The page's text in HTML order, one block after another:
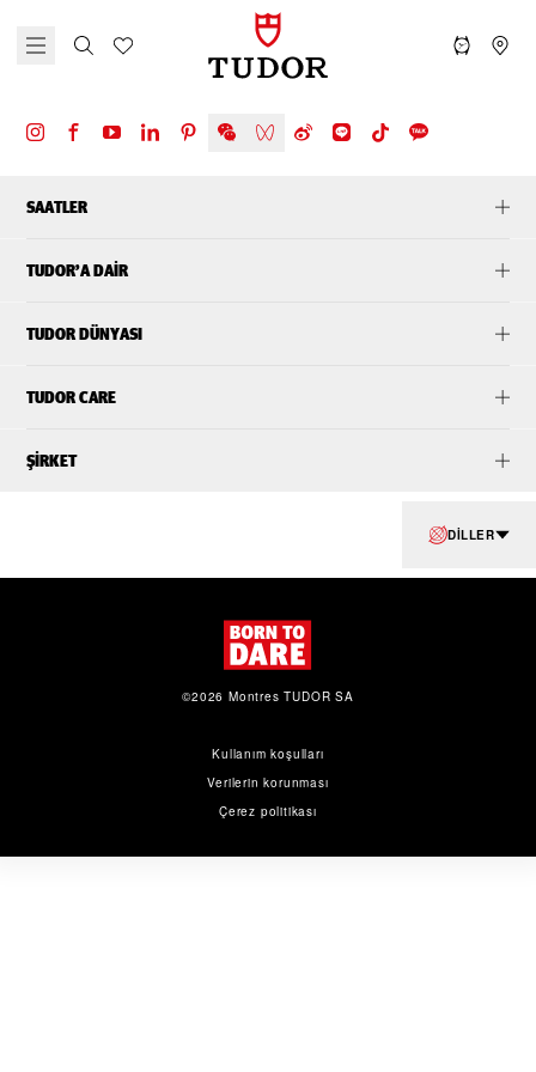
SAATLER
TUDOR’A DAIR
TUDOR DÜNYASI
TUDOR CARE
ŞIRKET
DILLER
Kullanım koşulları
Verilerin korunması
Çerez politikası
©2026 Montres TUDOR SA